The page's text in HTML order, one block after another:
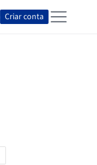
Criar conta